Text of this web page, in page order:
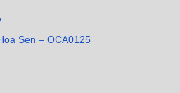
Sen – OCA0125